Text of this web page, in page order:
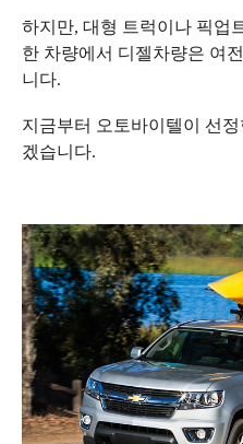
하지만, 대형 트럭이나 픽업
한 차량에서 디젤차량은 여
니다.
지금부터 오토바이텔이 선
겠습니다.